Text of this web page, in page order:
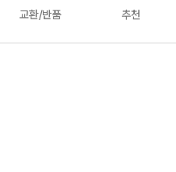
교환/반품 추천